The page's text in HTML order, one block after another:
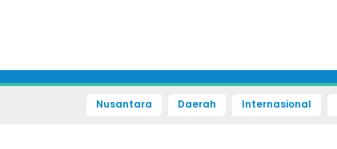
Nusantara Daerah Internasional